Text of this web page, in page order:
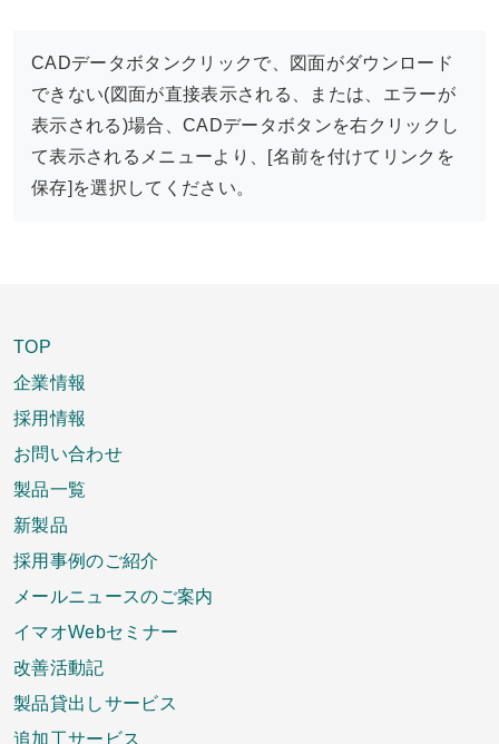
CADデータボタンクリックで、図面がダウンロード
できない(図面が直接表示される、または、エラーが
表示される)場合、CADデータボタンを右クリックし
て表示されるメニューより、[名前を付けてリンクを
保存]を選択してください。
TOP
企業情報
採用情報
お問い合わせ
製品一覧
新製品
採用事例のご紹介
メールニュースのご案内
イマオWebセミナー
改善活動記
製品貸出しサービス
追加工サービス